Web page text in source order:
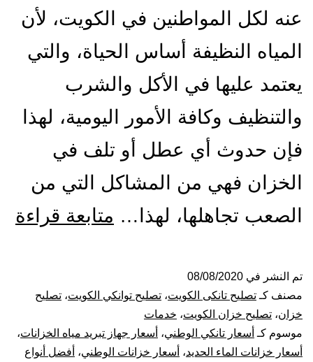
عنه لكل المواطنين في الكويت، لأن
المياه النظيفة أساس الحياة، والتي
يعتمد عليها في الأكل والشرب
والتنظيف وكافة الأمور اليومية، لهذا
فإن حدوث أي عطل أو تلف في
الخزان فهي من المشاكل التي من
الصعب تجاهلها، لهذا… متابعة قراءة
تم النشر في 08/08/2020
مصنف كـ تصليح تانكى الكويت، تصليح توانكي الكويت، تصليح
خزان، تصليح خزان الكويت، خدمات
موسوم كـ أسعار تانكي الوطني، أسعار جهاز تبريد مياه الخزانات،
أسعار خزانات الماء الحديد، أسعار خزانات الوطني، أفضل أنواع